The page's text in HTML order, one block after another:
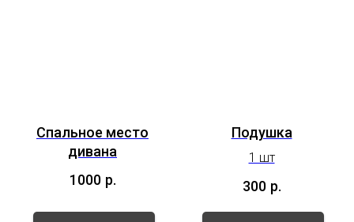
Спальное место
дивана
1000 р.
Подушка
1 шт
300 р.